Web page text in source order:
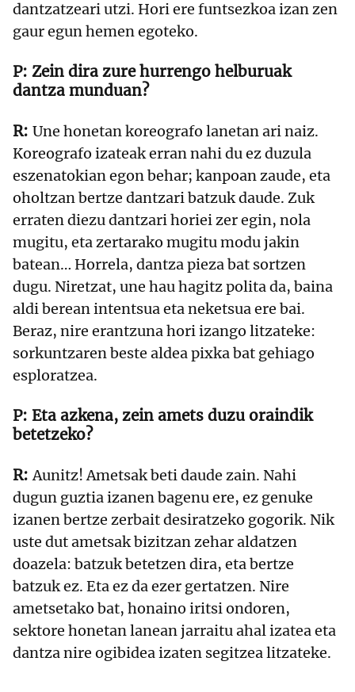
dantzatzeari utzi. Hori ere funtsezkoa izan zen
gaur egun hemen egoteko.
Zein dira zure hurrengo helburuak
dantza munduan?
Une honetan koreografo lanetan ari naiz.
Koreografo izateak erran nahi du ez duzula
eszenatokian egon behar; kanpoan zaude, eta
oholtzan bertze dantzari batzuk daude. Zuk
erraten diezu dantzari horiei zer egin, nola
mugitu, eta zertarako mugitu modu jakin
batean… Horrela, dantza pieza bat sortzen
dugu. Niretzat, une hau hagitz polita da, baina
aldi berean intentsua eta neketsua ere bai.
Beraz, nire erantzuna hori izango litzateke:
sorkuntzaren beste aldea pixka bat gehiago
esploratzea.
Eta azkena, zein amets duzu oraindik
betetzeko?
Aunitz! Ametsak beti daude zain. Nahi
dugun guztia izanen bagenu ere, ez genuke
izanen bertze zerbait desiratzeko gogorik. Nik
uste dut ametsak bizitzan zehar aldatzen
doazela: batzuk betetzen dira, eta bertze
batzuk ez. Eta ez da ezer gertatzen. Nire
ametsetako bat, honaino iritsi ondoren,
sektore honetan lanean jarraitu ahal izatea eta
dantza nire ogibidea izaten segitzea litzateke.